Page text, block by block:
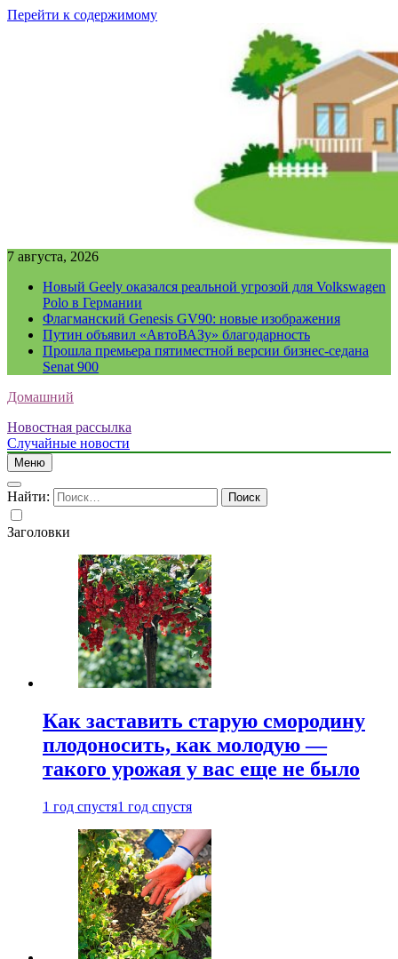
Перейти к содержимому
7 августа, 2026
Новый Geely оказался реальной угрозой для Volkswagen
Polo в Германии
Флагманский Genesis GV90: новые изображения
Путин объявил «АвтоВАЗу» благодарность
Прошла премьера пятиместной версии бизнес-седана
Senat 900
Домашний
Новостная рассылка
Случайные новости
Меню
Найти:
Заголовки
Как заставить старую смородину
плодоносить, как молодую —
такого урожая у вас еще не было
1 год спустя1 год спустя